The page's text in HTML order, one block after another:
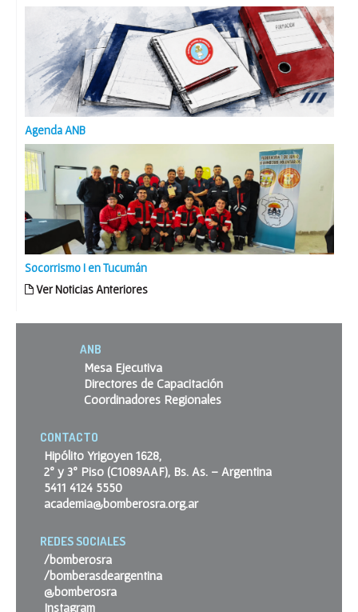
Agenda ANB
Socorrismo I en Tucumán
Ver Noticias Anteriores
ANB
Mesa Ejecutiva
Directores de Capacitación
Coordinadores Regionales
CONTACTO
Hipólito Yrigoyen 1628,
2º y 3º Piso (C1089AAF), Bs. As. – Argentina
5411 4124 5550
academia@bomberosra.org.ar
REDES SOCIALES
/bomberosra
/bomberasdeargentina
@bomberosra
Instagram